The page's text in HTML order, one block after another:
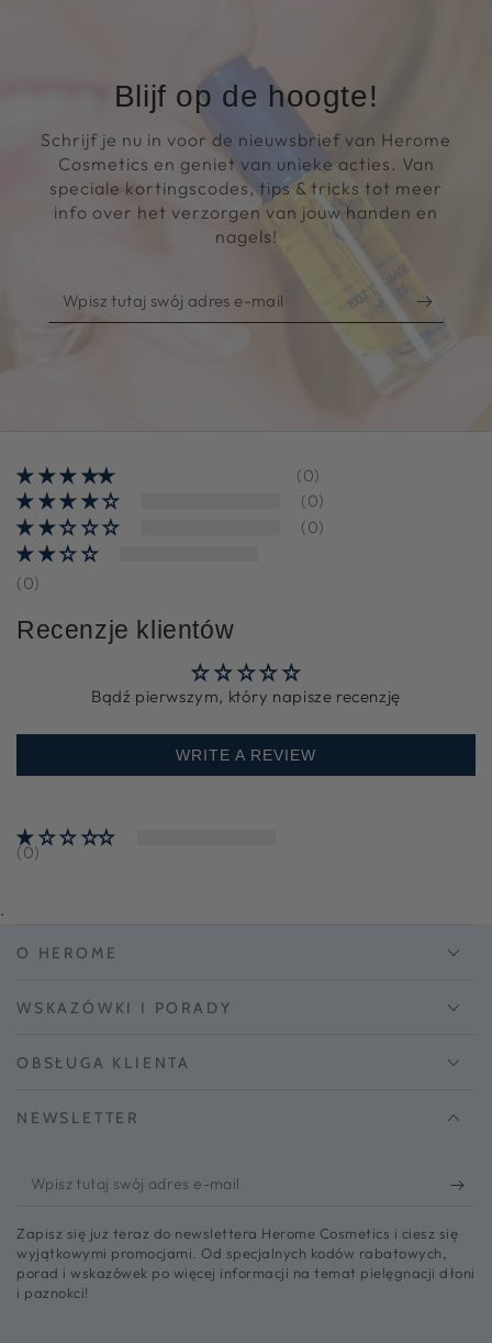
Blijf op de hoogte!
Schrijf je nu in voor de nieuwsbrief van Herome
Cosmetics en geniet van unieke acties. Van
speciale kortingscodes, tips & tricks tot meer
info over het verzorgen van jouw handen en
nagels!
Wpisz
tutaj
(0)
(0)
(0)
(0)
Recenzje klientów
Bądź pierwszym, który napisze recenzję
WRITE A REVIEW
(0)
.
O HEROME
WSKAZÓWKI I PORADY
OBSŁUGA KLIENTA
NEWSLETTER
Wpisz
swój
adres
Zapisz się już teraz do newslettera Herome Cosmetics i ciesz się
wyjątkowymi promocjami. Od specjalnych kodów rabatowych,
porad i wskazówek po więcej informacji na temat pielęgnacji dłoni
i paznokci!